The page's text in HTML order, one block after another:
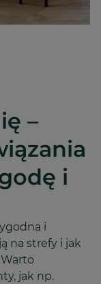
–
i
i
na strefy i jak
jak np.